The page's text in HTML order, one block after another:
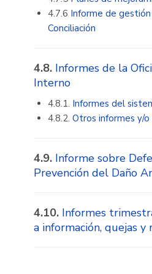
4.7.6 Informe de
Conciliación
4.8. Informes de la
Interno
4.8.1. Informes del
4.8.2. Otros informes y/o
4.9. Informe sobre
Prevención del Daño
4.10. Informes
a información, quejas y